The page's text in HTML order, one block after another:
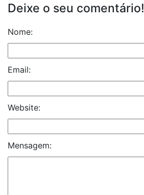
Deixe o seu comentário!
Nome:
Email:
Website:
Mensagem: